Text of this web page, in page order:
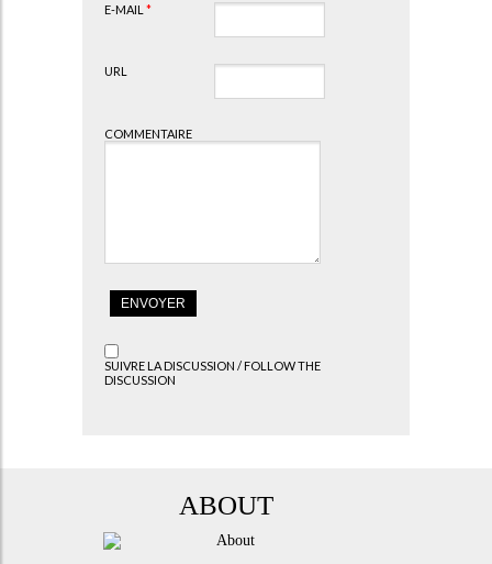
E-MAIL *
URL
COMMENTAIRE
SUIVRE LA DISCUSSION / FOLLOW THE
DISCUSSION
ABOUT